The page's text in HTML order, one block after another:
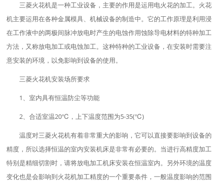
三菱火花机是一种工业设备，主要的作用是运用电火花的加工。火花
机主要运用在各种金属模具、机械设备的制造中。它的工作原理是利用浸
在工作液中的两极间脉冲放电时产生的电蚀作用蚀除导电材料的特种加工
方法，又称放电加工或电蚀加工。这种特种的工业设备，在安装时需要注
意安装的环境，以免影响到设备的使用。
三菱火花机安装场所要求
1、室内具有恒温防尘等功能
2、合适室温20℃，上下温度范围为5-35(℃)
温度对三菱火花机有着非常重大的影响，它可以直接要影响到设备的
精度，所以选择恒温的室内安装机床是非常有必要的。当进行高精度加工
特别是精细切割时，请将放电加工机床安装在恒温室内。另外环境的温度
变化也是会影响到火花机加工精度的一个重要条件，一般温度影响的范围